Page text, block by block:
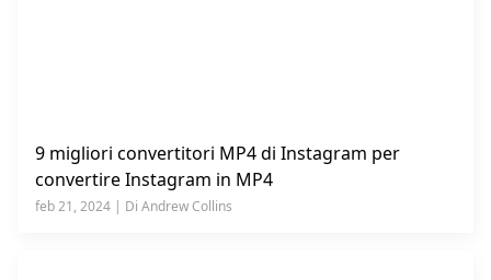
9 migliori convertitori MP4 di Instagram per
convertire Instagram in MP4
feb 21, 2024 | Di Andrew Collins